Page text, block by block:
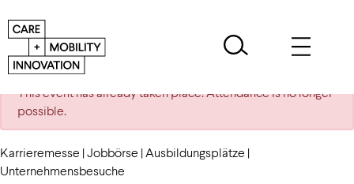
This event has already taken place. Attendance is no longer
possible.
Karrieremesse | Jobbörse | Ausbildungsplätze |
Unternehmensbesuche